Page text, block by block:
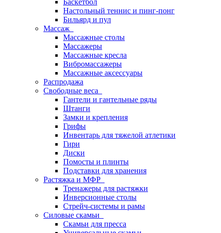
Баскетбол
Настольный теннис и пинг-понг
Бильярд и пул
Массаж
Массажные столы
Массажеры
Массажные кресла
Вибромассажеры
Массажные аксессуары
Распродажа
Свободные веса
Гантели и гантельные ряды
Штанги
Замки и крепления
Грифы
Инвентарь для тяжелой атлетики
Гири
Диски
Помосты и плинты
Подставки для хранения
Растяжка и МФР
Тренажеры для растяжки
Инверсионные столы
Стрейч-системы и рамы
Силовые скамьи
Скамьи для пресса